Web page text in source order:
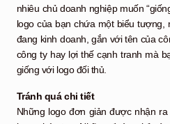
nhiêu chủ doanh nghiệp muốn
logo của bạn chứa một biểu
đang kinh doanh, gắn với tên của
công ty hay lợi thế cạnh tranh mà
giống với logo đối thủ.
Tránh quá chi tiết
Những logo đơn giản được nhận